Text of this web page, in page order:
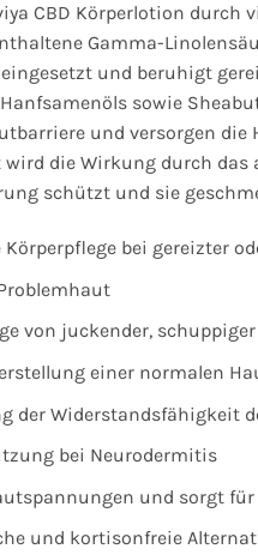
CBD Körperlotion durch
Gamma-
und beruhigt
sowie
und versorgen
wird die Wirkung durch
schützt und sie
bei gereizter
von juckender,
einer normalen
der Widerstandsfähigkeit
bei Neurodermitis
und sorgt
und kortisonfreie